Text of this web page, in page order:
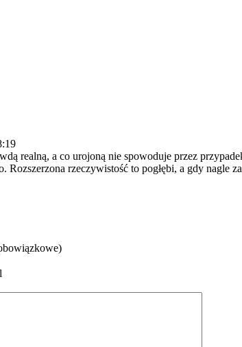
realną, a co urojoną nie spowoduje przez
Rozszerzona rzeczywistość to pogłębi, a gdy